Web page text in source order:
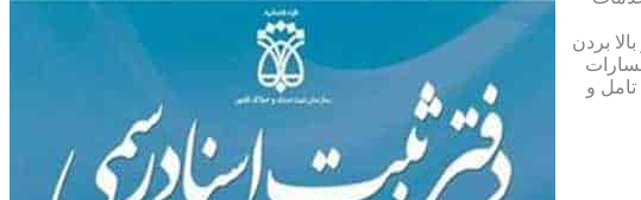
بردن
و